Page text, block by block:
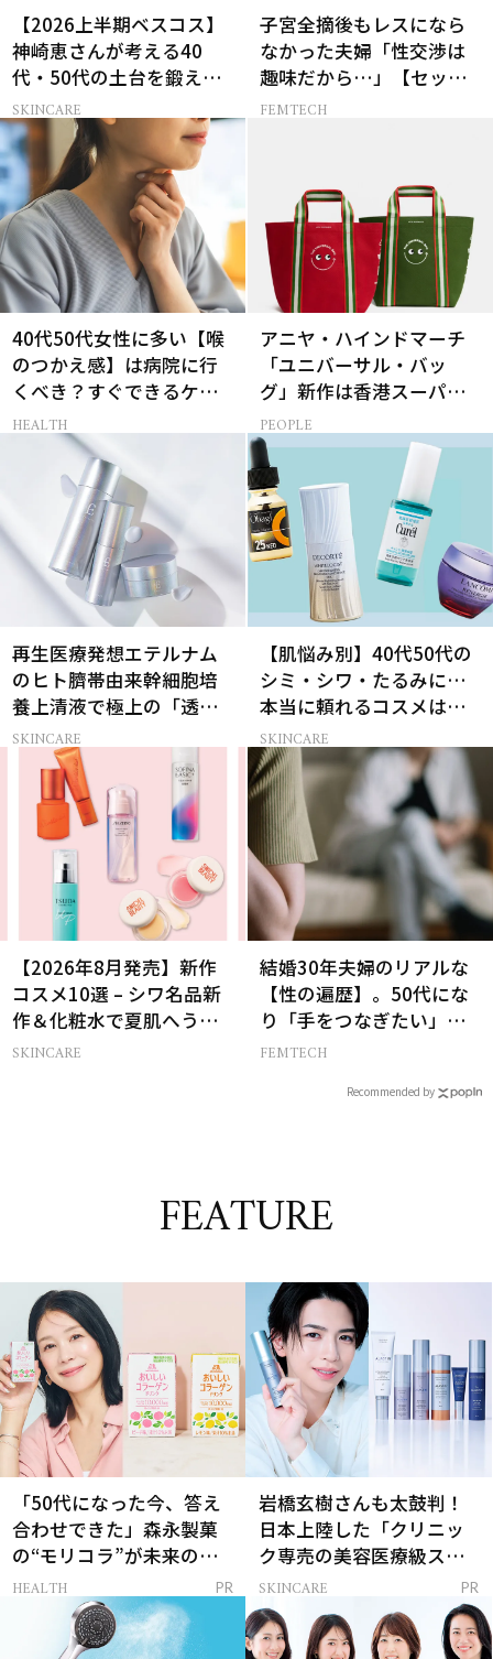
【2026上半期ベスコス】
神崎恵さんが考える40
代・50代の土台を鍛える
肌投資名品
SKINCARE
子宮全摘後もレスになら
なかった夫婦「性交渉は
趣味だから…」【セック
スレス AND THE CITY -女
FEMTECH
40代50代女性に多い【喉
のつかえ感】は病院に行
くべき？すぐできるケア5
選も！
HEALTH
アニヤ・ハインドマーチ
「ユニバーサル・バッ
グ」新作は香港スーパー
とコラボ！赤＆緑のミニ2
個セット
PEOPLE
再生医療発想エテルナム
のヒト臍帯由来幹細胞培
養上清液で極上の「透明
感ハリ肌」へ
SKINCARE
【肌悩み別】40代50代の
シミ・シワ・たるみに…
本当に頼れるコスメは？
ベスコス受賞スキンケア
21選
SKINCARE
【2026年8月発売】新作
コスメ10選 – シワ名品新
作＆化粧水で夏肌へうる
おいチャージ
SKINCARE
結婚30年夫婦のリアルな
【性の遍歴】。50代にな
り「手をつなぎたい」と
願う理由とは
FEMTECH
Recommended by
FEATURE
「50代になった今、答え
合わせできた」森永製菓
の“モリコラ”が未来のキ
レイを連れてくる！
HEALTH PR
岩橋玄樹さんも太鼓判！
日本上陸した「クリニッ
ク専売の美容医療級スキ
ンケア」
SKINCARE PR